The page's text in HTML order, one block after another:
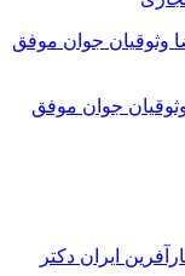
ایران دکتر